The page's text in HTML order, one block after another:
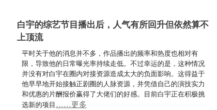
白宇的综艺节目播出后，人气有所回升但依然算不
上顶流
平时关于他的消息并不多，作品播出的频率和热度也相对有
限，导致他的日常曝光率持续走低。不过幸运的是，这种情况
并没有对白宇在圈内对接资源造成太大的负面影响。这得益于
他早早地开始接触正剧圈的人脉资源，并凭借自己的演技实力
和优惠的片酬报价赢得了大佬们的好感。目前白宇正在积极挑
选新的项目……更多